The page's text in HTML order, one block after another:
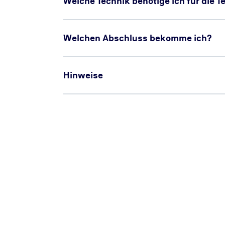
Welchen Abschluss bekomme ich?
Hinweise